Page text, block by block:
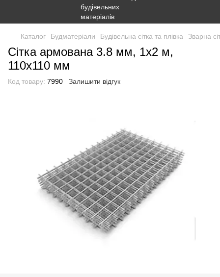
Каталог Будматеріали Будівельна сітка та плівка Зварна
Сітка армована 3.8 мм, 1х2 м,
110x110 мм
Код товару: 7990 Залишити відгук